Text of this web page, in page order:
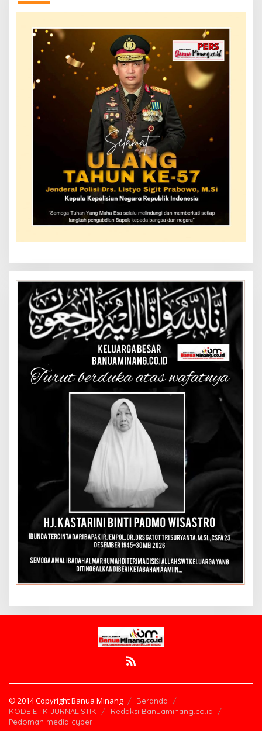
© 2014 Copyright Banua Minang
Beranda
KODE ETIK JURNALISTIK
Redaksi Banuaminang.co.id
Pedoman media cyber